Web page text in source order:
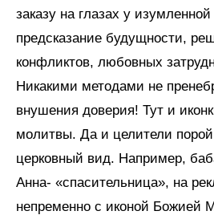
заказу на глазах у
предсказание будущности,
конфликтов, любовных
Никакими методами не
внушения доверия! Тут и
молитвы. Да и целители
церковный вид. Например,
Анна- «спасительница», на
непременно с иконой Божией